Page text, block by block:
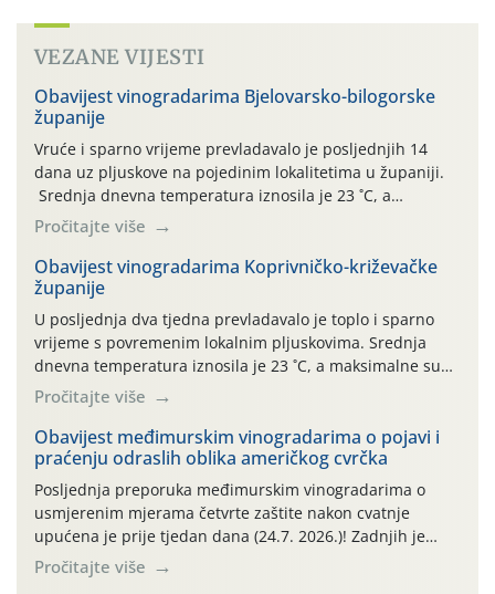
VEZANE VIJESTI
Obavijest vinogradarima Bjelovarsko-bilogorske
županije
Vruće i sparno vrijeme prevladavalo je posljednjih 14
dana uz pljuskove na pojedinim lokalitetima u županiji.
Srednja dnevna temperatura iznosila je 23 ˚C, a
maksimalne su posljednjih dana dosezale do 35 ˚C.
Simptome plamenjače vinove loze (Plasmoparas
viticola) vidljivi su na zapercima i vršnom mladom lišću.
Kako bi i dalje održali zdravu lisnu masu u zaštiti je
moguće […]
Pročitajte više
Obavijest vinogradarima Koprivničko-križevačke
županije
U posljednja dva tjedna prevladavalo je toplo i sparno
vrijeme s povremenim lokalnim pljuskovima. Srednja
dnevna temperatura iznosila je 23 ˚C, a maksimalne su
se posljednjih dana penjale do 35 ˚C. Prognostičari u
narednom razdoblju najavljuju drugi ovogodišnji
„toplinski udar“. Simptome plamenjače vinove loze
(Plasmoparas viticola) uglavnom ne nalazimo u
vinogradima, a simptomi pepelnice vinove […]
Pročitajte više
Obavijest međimurskim vinogradarima o pojavi i
praćenju odraslih oblika američkog cvrčka
Posljednja preporuka međimurskim vinogradarima o
usmjerenim mjerama četvrte zaštite nakon cvatnje
upućena je prije tjedan dana (24.7. 2026.)! Zadnjih je
tjedan dana u Međimurskom vinogorju obilježilo
iznadprosječno vruće razdoblje: svakog su dana najviše
Pročitajte više